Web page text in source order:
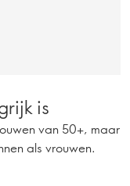
is
van 50+, maar
als vrouwen.